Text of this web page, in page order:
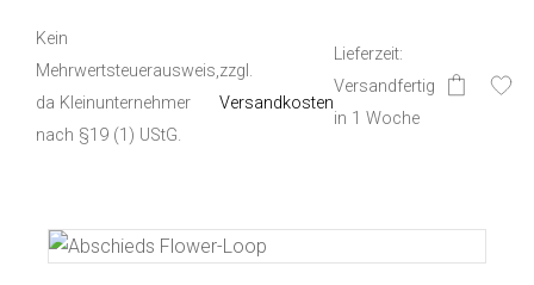
Kein
Mehrwertsteuerausweis,
da Kleinunternehmer
nach §19 (1) UStG.
zzgl.
Versandkosten
Lieferzeit:
Versandfertig
in 1 Woche